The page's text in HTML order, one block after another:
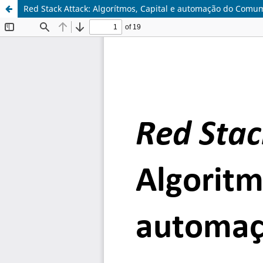
Red Stack Attack: Algorítmos, Capital e automação do